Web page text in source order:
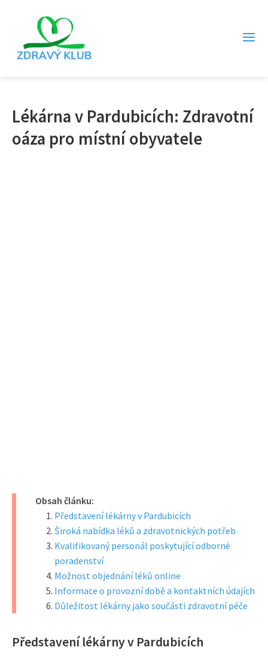
Lékárna v Pardubicích: Zdravotní
oáza pro místní obyvatele
Obsah článku:
Představení lékárny v Pardubicích
Široká nabídka léků a zdravotnických potřeb
Kvalifikovaný personál poskytující odborné
poradenství
Možnost objednání léků online
Informace o provozní době a kontaktních údajích
Důležitost lékárny jako součásti zdravotní péče
Představení lékárny v Pardubicích